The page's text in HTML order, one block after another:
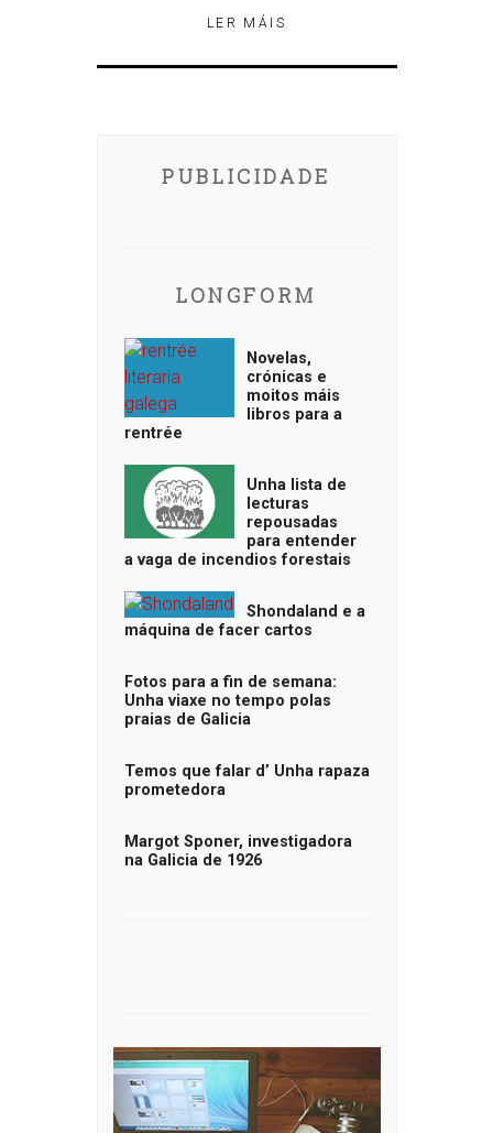
LER MÁIS
PUBLICIDADE
LONGFORM
Novelas,
crónicas e
moitos máis
libros para a
rentrée
Unha lista de
lecturas
repousadas
para entender
a vaga de incendios forestais
Shondaland e a
máquina de facer cartos
Fotos para a fin de semana:
Unha viaxe no tempo polas
praias de Galicia
Temos que falar d’ Unha rapaza
prometedora
Margot Sponer, investigadora
na Galicia de 1926